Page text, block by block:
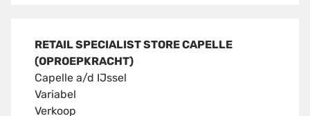
RETAIL SPECIALIST STORE CAPELLE
(OPROEPKRACHT)
Capelle a/d IJssel
Variabel
Verkoop